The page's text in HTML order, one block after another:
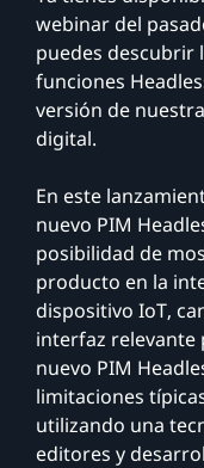
webinar del
puedes descubrir
funciones
versión de
digital.
En este
nuevo PIM
posibilidad de
producto en la
dispositivo IoT,
interfaz relevante
nuevo PIM
limitaciones
utilizando una
editores y